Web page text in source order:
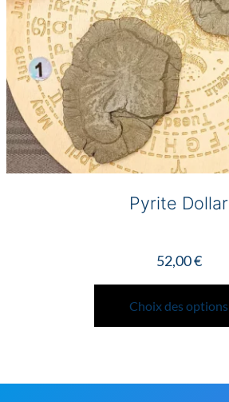
Pyrite Dollar
52,00€
Choix des options